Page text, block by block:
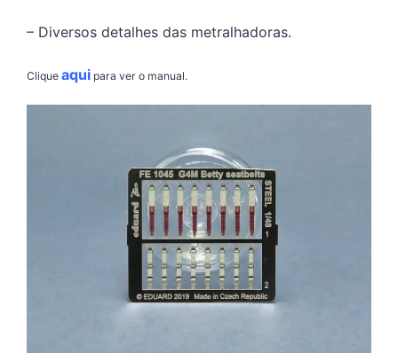
– Diversos detalhes das metralhadoras.
Clique aqui para ver o manual.